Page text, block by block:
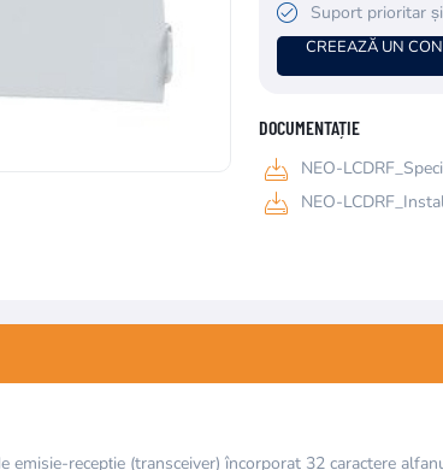
Suport prioritar
CREEAZĂ UN
DOCUMENTAȚIE
NEO-
NEO-
emisie-recepție (transceiver) încorporat 32 caractere